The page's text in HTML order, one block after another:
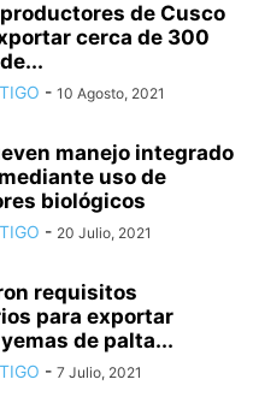
de Cusco
cerca de 300
- 10 Agosto, 2021
manejo integrado
uso de
biológicos
- 20 Julio, 2021
requisitos
para exportar
de palta...
- 7 Julio, 2021